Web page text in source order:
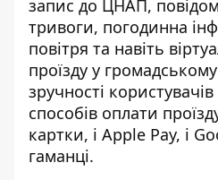
запис до ЦНАП,
тривоги, погодинна
повітря та навіть
проїзду у
зручності
способів оплати
картки, і Apple Pay, і
гаманці.